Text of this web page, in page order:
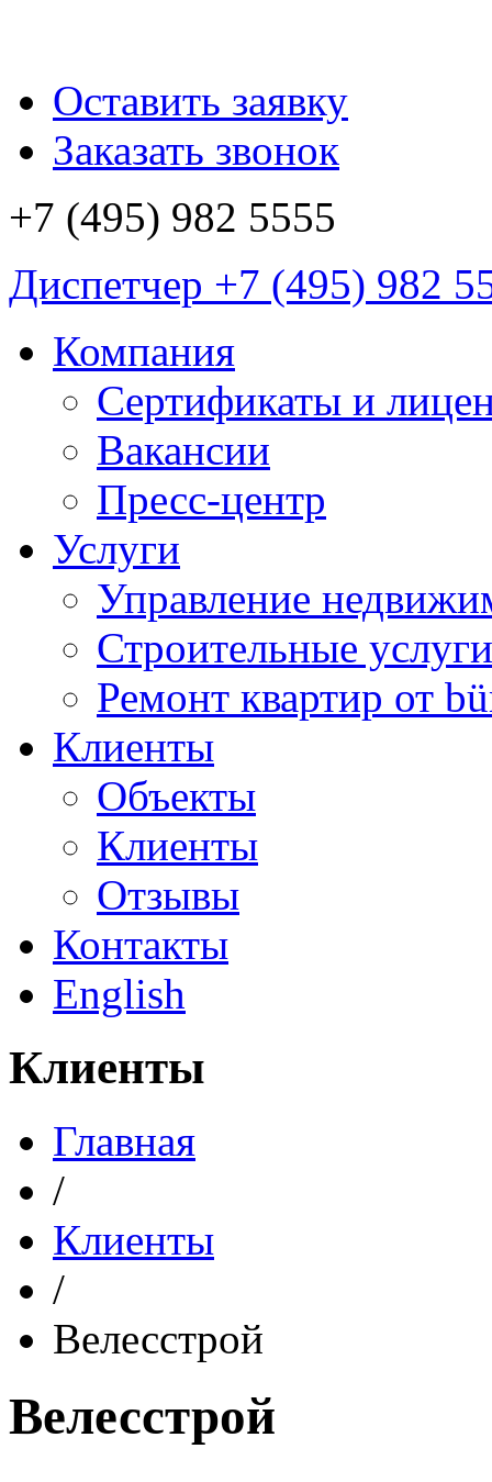
Оставить заявку
Заказать звонок
+7 (495) 982 5555
Диспетчер +7 (495) 982
Компания
Сертификаты и
Вакансии
Пресс-центр
Услуги
Управление
Строительные услуги
Ремонт квартир от
Клиенты
Объекты
Клиенты
Отзывы
Контакты
English
Клиенты
Главная
/
Клиенты
/
Велесстрой
Велесстрой